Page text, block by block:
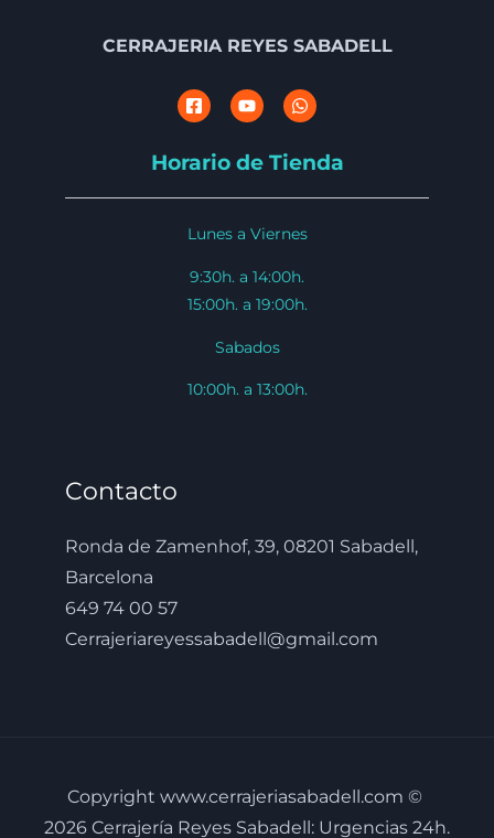
CERRAJERIA REYES SABADELL
Horario de Tienda
Lunes a Viernes
9:30h. a 14:00h.
15:00h. a 19:00h.
Sabados
10:00h. a 13:00h.
Contacto
Ronda de Zamenhof, 39, 08201 Sabadell,
Barcelona
649 74 00 57
Cerrajeriareyessabadell@gmail.com
Copyright www.cerrajeriasabadell.com ©
2026 Cerrajería Reyes Sabadell: Urgencias 24h.